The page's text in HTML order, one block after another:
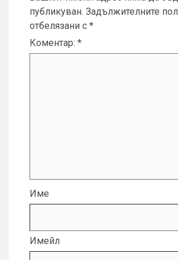
публикуван. Задължителните
отбелязани с *
Коментар: *
Име
Имейл